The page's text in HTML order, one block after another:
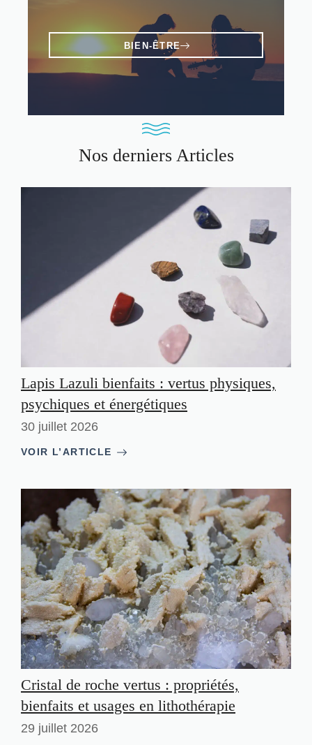
BIEN-ÊTRE
Nos derniers Articles
Lapis Lazuli bienfaits : vertus physiques,
psychiques et énergétiques
30 juillet 2026
VOIR L’ARTICLE
Cristal de roche vertus : propriétés,
bienfaits et usages en lithothérapie
29 juillet 2026